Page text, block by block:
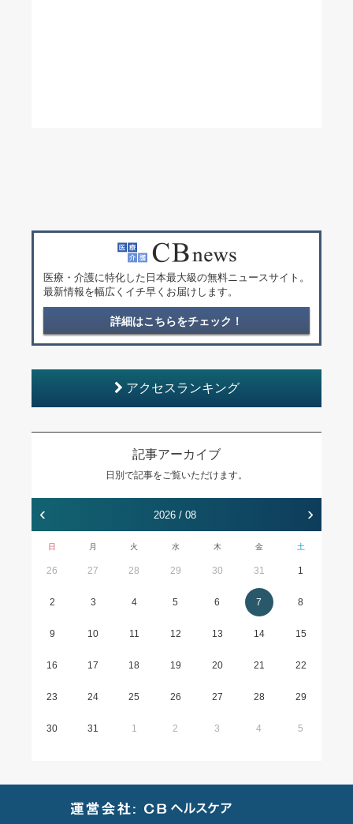
医療・介護に特化した日本最大級の無料ニュースサイト。
最新情報を幅広くイチ早くお届けします。
詳細はこちらをチェック！
アクセスランキング
記事アーカイブ
日別で記事をご覧いただけます。
‹ 2026 / 08 ›
日 月 火 水 木 金 土
26 27 28 29 30 31 1
2 3 4 5 6 7 8
9 10 11 12 13 14 15
16 17 18 19 20 21 22
23 24 25 26 27 28 29
30 31 1 2 3 4 5